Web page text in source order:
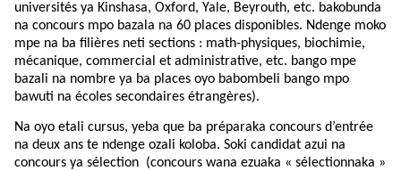
universités ya Kinshasa, Oxford, Yale, Beyrouth, etc. bakobunda
na concours mpo bazala na 60 places disponibles. Ndenge moko
mpe na ba filières neti sections : math-physiques, biochimie,
mécanique, commercial et administrative, etc. bango mpe
bazali na nombre ya ba places oyo babombeli bango mpo
bawuti na écoles secondaires étrangères).
Na oyo etali cursus, yeba que ba préparaka concours d’entrée
na deux ans te ndenge ozali koloba. Soki candidat azui na
concours ya sélection (concours wana ezuaka « sélectionnaka »